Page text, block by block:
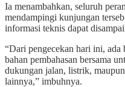
Ia menambahkan, seluruh
mendampingi kunjungan
informasi teknis dapat
“Dari pengecekan hari ini, ada
bahan pembahasan bersama
dukungan jalan, listrik,
lainnya,” imbuhnya.